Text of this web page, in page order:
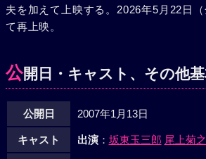
夫を加えて上映する。2026年5月22日
て再上映。
公開日・キャスト、その他
公開日 2007年1月13日
キャスト 出演： 坂東玉三郎 尾上菊